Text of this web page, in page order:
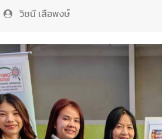
วิชนี เสือพงษ์